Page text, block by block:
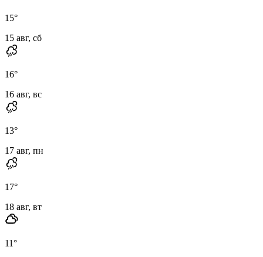
15°
15 авг, сб
16°
16 авг, вс
13°
17 авг, пн
17°
18 авг, вт
11°